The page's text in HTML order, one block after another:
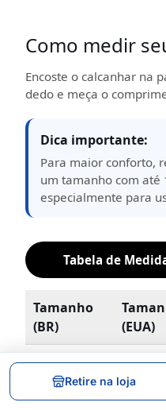
Como medir
Encoste o calcanhar na
dedo e meça o
Dica importante:
Para maior conforto,
um tamanho com até
especialmente para
Tabela de
Tamanho
(BR)
(EUA)
34 5,5
35 6,5
Retire na loja